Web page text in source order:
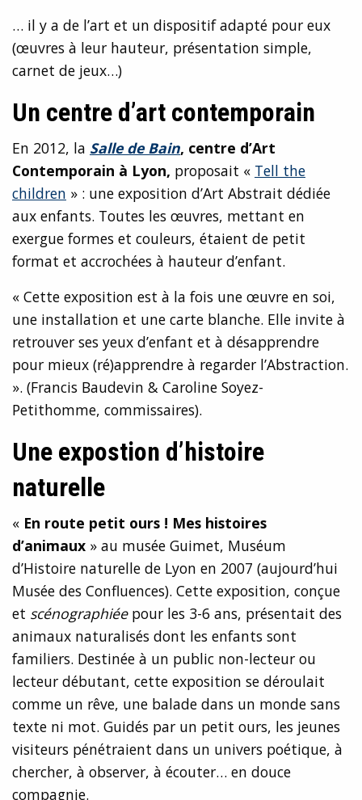
… il y a de l’art et un dispositif adapté pour eux
(œuvres à leur hauteur, présentation simple,
carnet de jeux…)
Un centre d’art contemporain
En 2012, la Salle de Bain, centre d’Art
Contemporain à Lyon, proposait « Tell the
children » : une exposition d’Art Abstrait dédiée
aux enfants. Toutes les œuvres, mettant en
exergue formes et couleurs, étaient de petit
format et accrochées à hauteur d’enfant.
« Cette exposition est à la fois une œuvre en soi,
une installation et une carte blanche. Elle invite à
retrouver ses yeux d’enfant et à désapprendre
pour mieux (ré)apprendre à regarder l’Abstraction.
». (Francis Baudevin & Caroline Soyez-
Petithomme, commissaires).
Une expostion d’histoire
naturelle
« En route petit ours ! Mes histoires
d’animaux » au musée Guimet, Muséum
d’Histoire naturelle de Lyon en 2007 (aujourd’hui
Musée des Confluences). Cette exposition, conçue
et scénographiéepour les 3-6 ans, présentait des
animaux naturalisés dont les enfants sont
familiers. Destinée à un public non-lecteur ou
lecteur débutant, cette exposition se déroulait
comme un rêve, une balade dans un monde sans
texte ni mot. Guidés par un petit ours, les jeunes
visiteurs pénétraient dans un univers poétique, à
chercher, à observer, à écouter… en douce
compagnie.